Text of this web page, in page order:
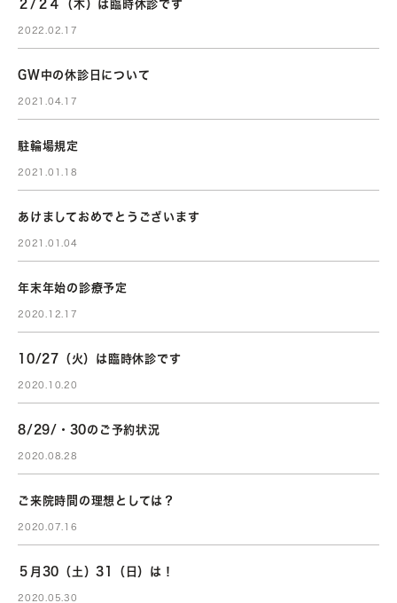
２/２４（木）は臨時休診です
2022.02.17
GW中の休診日について
2021.04.17
駐輪場規定
2021.01.18
あけましておめでとうございます
2021.01.04
年末年始の診療予定
2020.12.17
10/27（火）は臨時休診です
2020.10.20
8/29/・30のご予約状況
2020.08.28
ご来院時間の理想としては？
2020.07.16
５月30（土）31（日）は！
2020.05.30